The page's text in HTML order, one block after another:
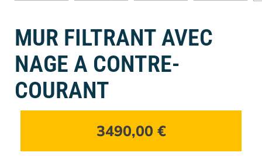
MUR FILTRANT AVEC
NAGE A CONTRE-
COURANT
3490,00 €